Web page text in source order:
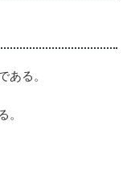
ある。
。